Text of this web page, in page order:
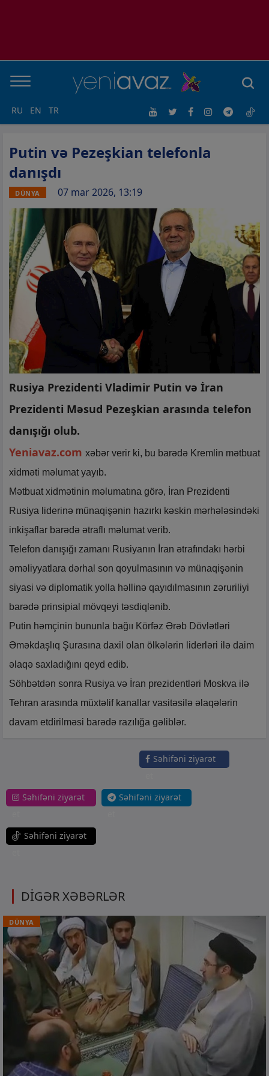
RU EN TR
Putin və Pezeşkian telefonla
danışdı
DÜNYA 07 mar 2026, 13:19
Rusiya Prezidenti Vladimir Putin və İran
Prezidenti Məsud Pezeşkian arasında telefon
danışığı olub.
Yeniavaz.com xəbər verir ki, bu barədə Kremlin mətbuat
xidməti məlumat yayıb.
Mətbuat xidmətinin məlumatına görə, İran Prezidenti
Rusiya liderinə münaqişənin hazırkı kəskin mərhələsindəki
inkişaflar barədə ətraflı məlumat verib.
Telefon danışığı zamanı Rusiyanın İran ətrafındakı hərbi
əməliyyatlara dərhal son qoyulmasının və münaqişənin
siyasi və diplomatik yolla həllinə qayıdılmasının zəruriliyi
barədə prinsipial mövqeyi təsdiqlənib.
Putin həmçinin bununla bağıı Körfəz Ərəb Dövlətləri
Əməkdaşlıq Şurasına daxil olan ölkələrin liderləri ilə daim
əlaqə saxladığını qeyd edib.
Söhbətdən sonra Rusiya və İran prezidentləri Moskva ilə
Tehran arasında müxtəlif kanallar vasitəsilə əlaqələrin
davam etdirilməsi barədə razılığa gəliblər.
Səhifəni ziyarət
Səhifəni ziyarət
Səhifəni ziyarət
Səhifəni ziyarət
DİGƏR XƏBƏRLƏR
DÜNYA